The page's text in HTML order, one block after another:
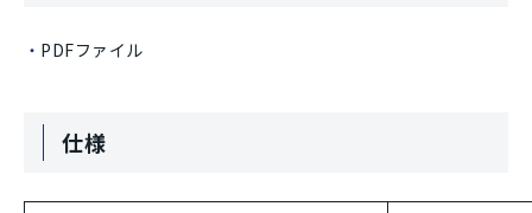
PDFファイル
仕様